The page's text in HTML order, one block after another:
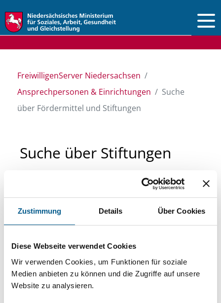
Zustimmung Details Über Cookies
Diese Webseite verwendet Cookies
Wir verwenden Cookies, um Funktionen für soziale
Medien anbieten zu können und die Zugriffe auf unsere
Website zu analysieren.
FreiwilligenServer Niedersachsen
Ansprechpersonen & Einrichtungen
Suche
über Fördermittel und Stiftungen
Suche über Stiftungen
Sie suchen finanzielle Unterstützung für ein
Projekt oder ein Vorhaben? Hier können Sie
direkt über unsere Fördermitteldatenbank und
Stiftungsdatenbank recherchieren. Bei der
Suche bitte die Groß- und Kleinschreibung
beachten.